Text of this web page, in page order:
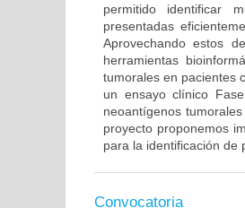
permitido identificar
presentadas
Aprovechando estos
herramientas
tumorales en pacientes
un ensayo clínico
neoantígenos
proyecto proponemos
para la identificación de
Convocatoria